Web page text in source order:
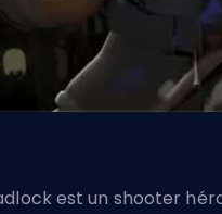
est un shooter